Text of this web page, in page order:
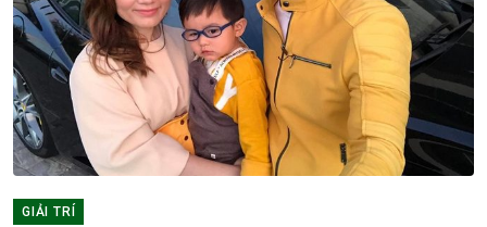
GIẢI TRÍ